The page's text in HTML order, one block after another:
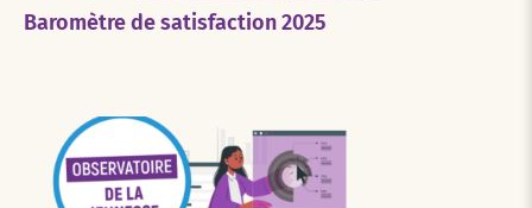
Baromètre de satisfaction 2025